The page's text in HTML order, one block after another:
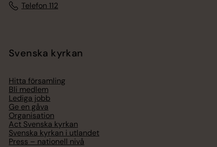
Telefon 112
Svenska kyrkan
Hitta församling
Bli medlem
Lediga jobb
Ge en gåva
Organisation
Act Svenska kyrkan
Svenska kyrkan i utlandet
Press – nationell nivå